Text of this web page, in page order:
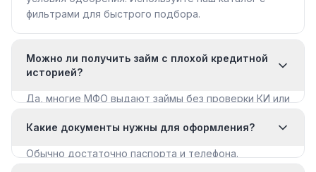
фильтрами для быстрого подбора.
Можно ли получить займ с плохой кредитной
историей?
Да, многие МФО выдают займы без проверки КИ или
с плохой КИ».
Какие документы нужны для оформления?
Обычно достаточно паспорта и телефона.